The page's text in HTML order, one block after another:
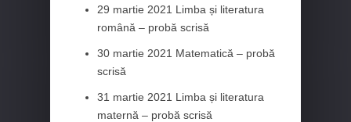
29 martie 2021 Limba și literatura
română – probă scrisă
30 martie 2021 Matematică – probă
scrisă
31 martie 2021 Limba și literatura
maternă – probă scrisă